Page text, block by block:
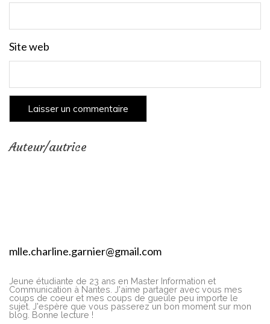
Site web
Auteur/autrice
mlle.charline.garnier@gmail.com
Jeune étudiante de 23 ans en Master Information et
Communication à Nantes. J'aime partager avec vous mes
coups de coeur et mes coups de gueule peu importe le
sujet. J'espère que vous passerez un bon moment sur mon
blog. Bonne lecture !